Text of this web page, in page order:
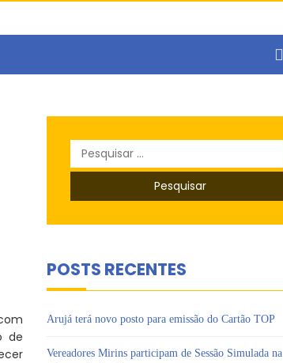
do município
no Parque dos Ipês
de
Pesquisar
por:
POSTS RECENTES
Arujá terá novo posto para emissão do Cartão TOP
Vereadores Mirins participam de Sessão Simulada na